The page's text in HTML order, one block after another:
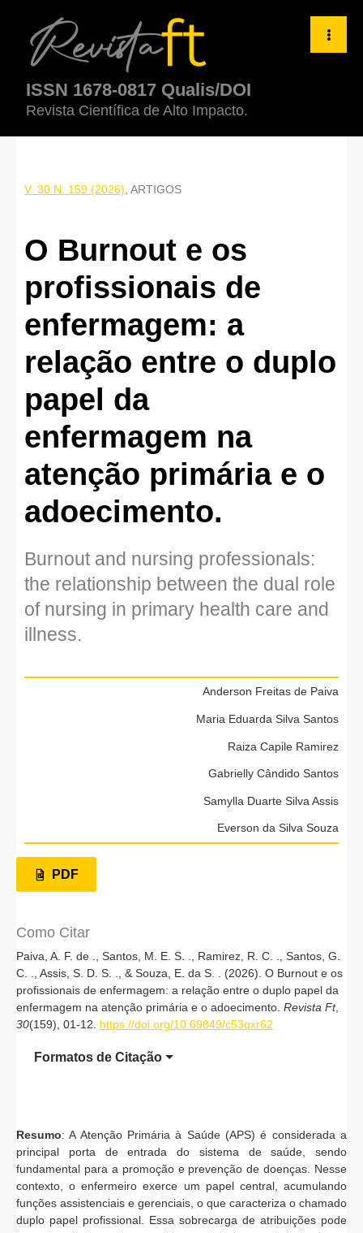
O Burnout e os profissionais de enfermagem: a relação entre o
ISSN 1678-0817 Qualis/DOI
Revista Científica de Alto Impacto.
V. 30 N. 159 (2026), ARTIGOS
O Burnout e os
profissionais de
enfermagem: a
relação entre o duplo
papel da
enfermagem na
atenção primária e o
adoecimento.
Burnout and nursing professionals:
the relationship between the dual role
of nursing in primary health care and
illness.
Anderson Freitas de Paiva
Maria Eduarda Silva Santos
Raiza Capile Ramirez
Gabrielly Cândido Santos
Samylla Duarte Silva Assis
Everson da Silva Souza
PDF
Como Citar
Paiva, A. F. de ., Santos, M. E. S. ., Ramirez, R. C. ., Santos, G.
C. ., Assis, S. D. S. ., & Souza, E. da S. . (2026). O Burnout e os
profissionais de enfermagem: a relação entre o duplo papel da
enfermagem na atenção primária e o adoecimento. Revista Ft,
30(159), 01-12. https://doi.org/10.69849/c53qxr62
Formatos de Citação
Resumo: A Atenção Primária à Saúde (APS) é considerada a
principal porta de entrada do sistema de saúde, sendo
fundamental para a promoção e prevenção de doenças. Nesse
contexto, o enfermeiro exerce um papel central, acumulando
funções assistenciais e gerenciais, o que caracteriza o chamado
duplo papel profissional. Essa sobrecarga de atribuições pode